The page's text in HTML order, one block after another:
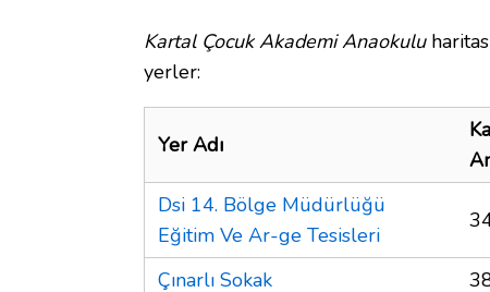
Kartal Çocuk Akademi Anaokulu
yerler:
Yer Adı
Dsi 14. Bölge Müdürlüğü
Eğitim Ve Ar-ge Tesisleri
Çınarlı Sokak